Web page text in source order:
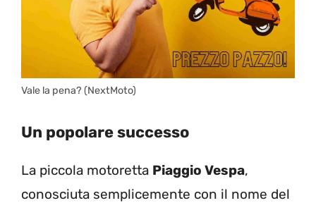
Vale la pena? (NextMoto)
Un popolare successo
La piccola motoretta Piaggio Vespa,
conosciuta semplicemente con il nome del